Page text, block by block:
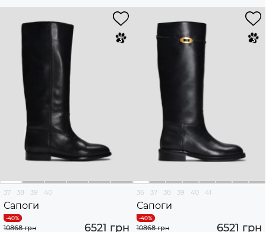
37 38 39 40
Сапоги
6521 грн
10868 грн
36 37 38 39 40 41
Сапоги
6521 грн
10868 грн